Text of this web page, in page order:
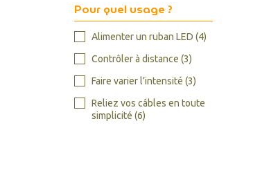
Pour quel usage ?
Alimenter un ruban LED (4)
Contrôler à distance (3)
Faire varier l’intensité (3)
Reliez vos câbles en toute
simplicité (6)